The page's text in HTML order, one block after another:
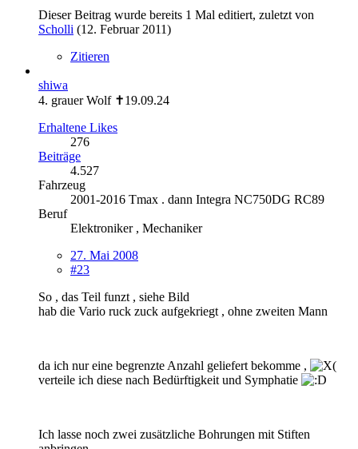
Dieser Beitrag wurde bereits 1 Mal editiert, zuletzt von
Scholli (12. Februar 2011)
Zitieren
shiwa
4. grauer Wolf ✝19.09.24
Erhaltene Likes
276
Beiträge
4.527
Fahrzeug
2001-2016 Tmax . dann Integra NC750DG RC89
Beruf
Elektroniker , Mechaniker
27. Mai 2008
#23
So , das Teil funzt , siehe Bild
hab die Vario ruck zuck aufgekriegt , ohne zweiten Mann
da ich nur eine begrenzte Anzahl geliefert bekomme ,
verteile ich diese nach Bedürftigkeit und Symphatie
Ich lasse noch zwei zusätzliche Bohrungen mit Stiften